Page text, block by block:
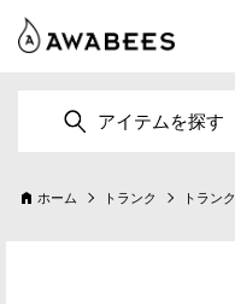
アイテムを探す
ホーム トランク トランク